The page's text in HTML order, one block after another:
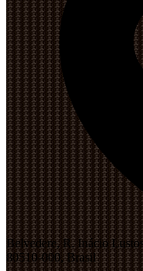
Belvedere, R. Inácio
80510-000, Brasil